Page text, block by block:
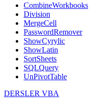
CombineWorkbooks
Division
MergeCell
PasswordRemover
ShowCyrylic
ShowLatin
SortSheets
SQLQuery
UnPivotTable
DERSLER VBA